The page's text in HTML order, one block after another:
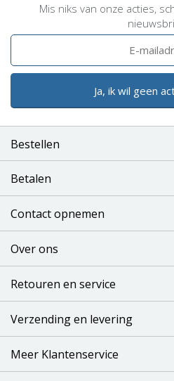
Mis niks van onze acties,
Ja, ik wil geen
Bestellen
Betalen
Contact opnemen
Over ons
Retouren en service
Verzending en levering
Meer Klantenservice